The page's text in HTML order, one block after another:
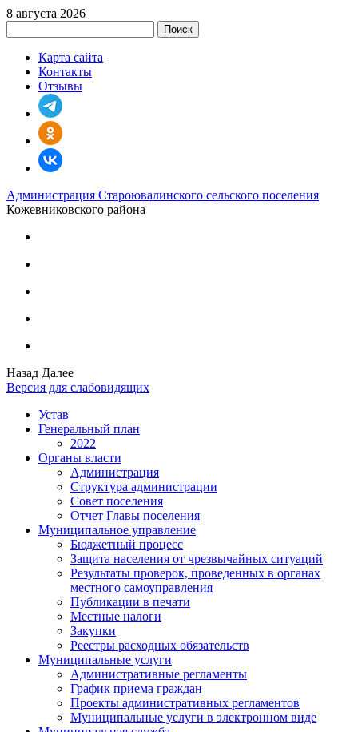
8 августа 2026
Поиск
Карта сайта
Контакты
Отзывы
Администрация Староювалинского сельского поселения
Кожевниковского района
Назад Далее
Версия для слабовидящих
Устав
Генеральный план
2022
Органы власти
Администрация
Структура администрации
Совет поселения
Отчет Главы поселения
Муниципальное управление
Бюджетный процесс
Защита населения от чрезвычайных ситуаций
Результаты проверок, проведенных в органах
местного самоуправления
Публикации в печати
Местные налоги
Закупки
Реестры расходных обязательств
Муниципальные услуги
Административные регламенты
График приема граждан
Проекты административных регламентов
Муниципальные услуги в электронном виде